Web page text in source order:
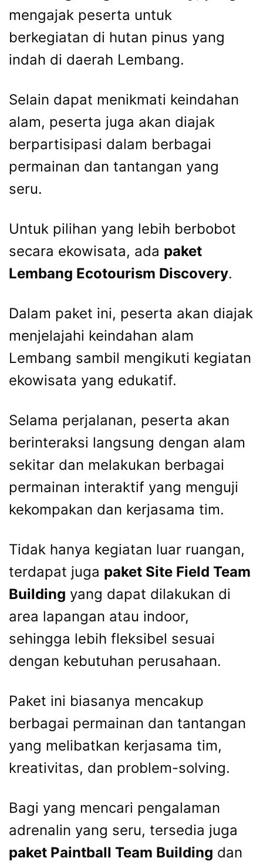
mengajak peserta untuk
berkegiatan di hutan pinus yang
indah di daerah Lembang.
Selain dapat menikmati keindahan
alam, peserta juga akan diajak
berpartisipasi dalam berbagai
permainan dan tantangan yang
seru.
Untuk pilihan yang lebih berbobot
secara ekowisata, ada paket
Lembang Ecotourism Discovery.
Dalam paket ini, peserta akan diajak
menjelajahi keindahan alam
Lembang sambil mengikuti kegiatan
ekowisata yang edukatif.
Selama perjalanan, peserta akan
berinteraksi langsung dengan alam
sekitar dan melakukan berbagai
permainan interaktif yang menguji
kekompakan dan kerjasama tim.
Tidak hanya kegiatan luar ruangan,
terdapat juga paket Site Field Team
Building yang dapat dilakukan di
area lapangan atau indoor,
sehingga lebih fleksibel sesuai
dengan kebutuhan perusahaan.
Paket ini biasanya mencakup
berbagai permainan dan tantangan
yang melibatkan kerjasama tim,
kreativitas, dan problem-solving.
Bagi yang mencari pengalaman
adrenalin yang seru, tersedia juga
paket Paintball Team Building dan